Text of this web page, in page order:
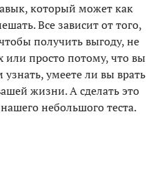
который может как
Все зависит от того,
получить выгоду, не
или просто потому, что вы
умеете ли вы врать
жизни. А сделать это
небольшого теста.